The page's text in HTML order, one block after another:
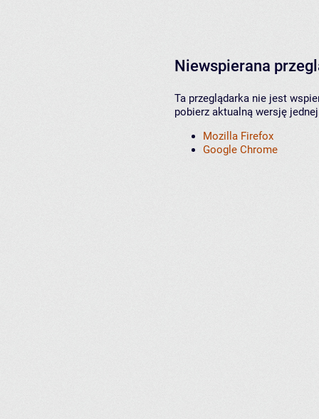
Niewspierana
Ta przeglądarka nie jest
pobierz aktualną wersję
Mozilla Firefox
Google Chrome